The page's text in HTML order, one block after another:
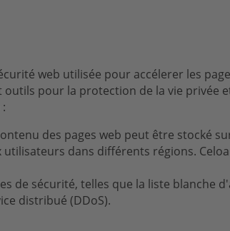
web utilisée pour accélerer les
pour la protection de la vie privée
des pages web peut être stocké
dans différents régions.
de sécurité, telles que la liste blanche
distribué (DDoS).